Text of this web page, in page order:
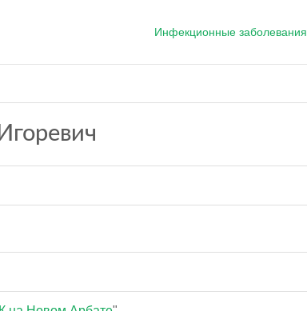
Инфекционные заболевания